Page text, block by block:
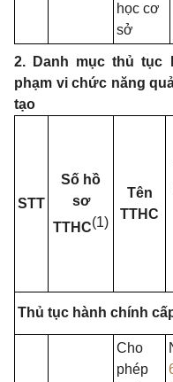
học cơ
sở
2. Danh mục thủ tục
phạm vi chức năng
tạo
STT
Số hồ
sơ
TTHC(1)
Tên
TTHC
Thủ tục hành chính
Cho
phép